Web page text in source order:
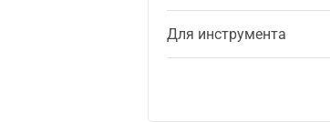
Для инструмента